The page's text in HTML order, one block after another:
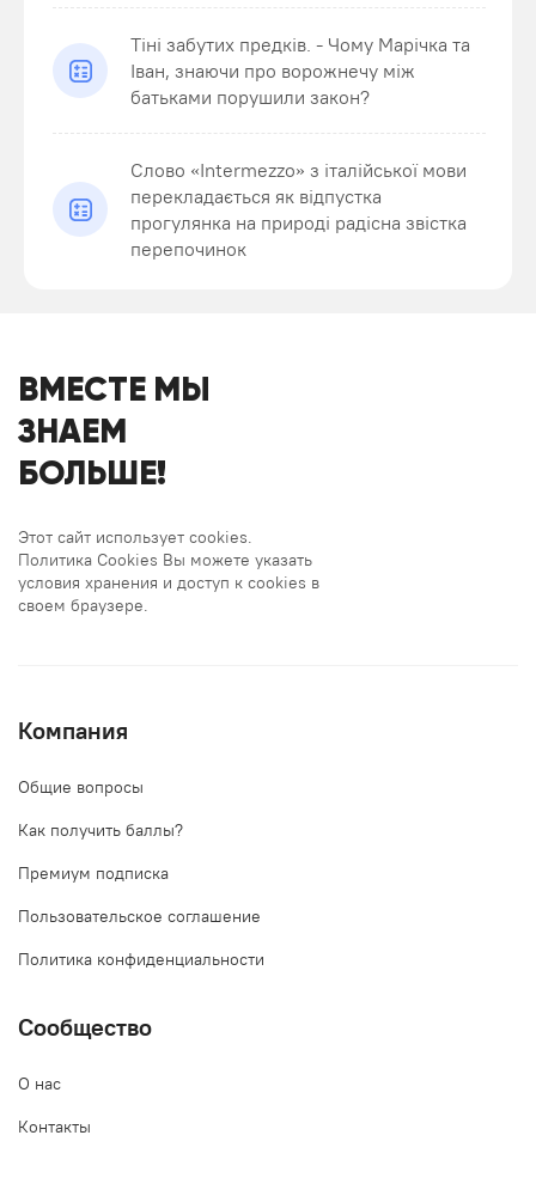
Тіні забутих предків. - Чому Марічка та
Іван, знаючи про ворожнечу між
батьками порушили закон?
Слово «Intermezzo» з італійської мови
перекладається як відпустка
прогулянка на природі радісна звістка
перепочинок
ВМЕСТЕ МЫ
ЗНАЕМ
БОЛЬШЕ!
Этот сайт использует cookies.
Политика Cookies Вы можете указать
условия хранения и доступ к cookies в
своем браузере.
Компания
Общие вопросы
Как получить баллы?
Премиум подписка
Пользовательское соглашение
Политика конфиденциальности
Сообщество
О нас
Контакты